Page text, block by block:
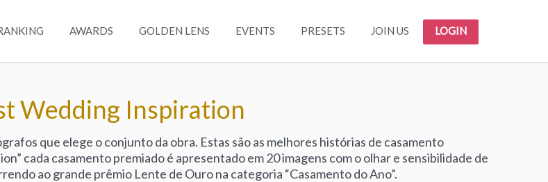
AWARDS GOLDEN LENS EVENTS PRESETS JOIN US LOGIN
Wedding Inspiration
que elege o conjunto da obra. Estas são as melhores histórias de casamento
cada casamento premiado é apresentado em 20 imagens com o olhar e sensibilidade de
ao grande prêmio Lente de Ouro na categoria “Casamento do Ano”.